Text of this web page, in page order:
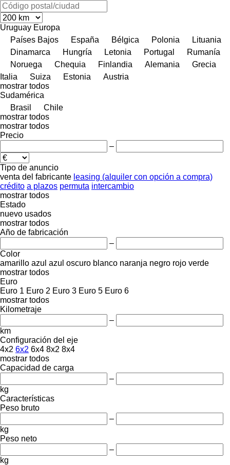
Uruguay Europa
Países Bajos
España Bélgica Polonia
Lituania
Dinamarca
Hungría Letonia Portugal
Rumanía
Noruega
Chequia Finlandia Alemania
Grecia
Italia
Suiza Estonia
Austria
mostrar todos
Sudamérica
Brasil
Chile
mostrar todos
mostrar todos
Precio
–
Tipo de anuncio
venta del fabricante leasing (alquiler con opción a compra)
crédito a plazos permuta intercambio
mostrar todos
Estado
nuevo usados
mostrar todos
Año de fabricación
–
Color
amarillo azul azul oscuro blanco naranja negro rojo verde
mostrar todos
Euro
Euro 1 Euro 2 Euro 3 Euro 5 Euro 6
mostrar todos
Kilometraje
–
km
Configuración del eje
4x2 6x2 6x4 8x2 8x4
mostrar todos
Capacidad de carga
–
kg
Características
Peso bruto
–
kg
Peso neto
–
kg